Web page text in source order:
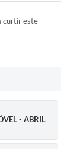
curtir este
- ABRIL